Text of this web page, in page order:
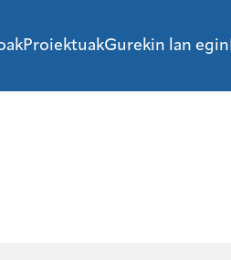
ProiektuakGurekin lan egin